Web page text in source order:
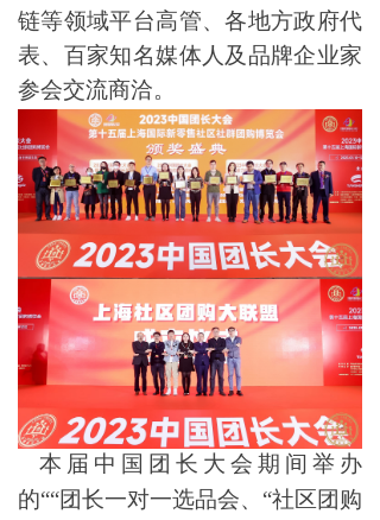
链等领域平台高管、各地方政府代
表、百家知名媒体人及品牌企业家
参会交流商洽。
本届中国团长大会期间举办
的““团长一对一选品会、“社区团购